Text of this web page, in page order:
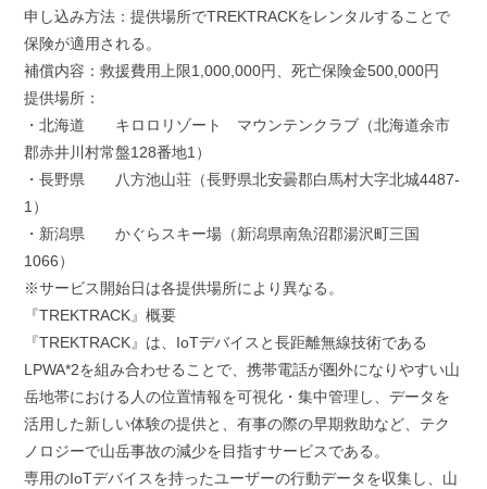
申し込み方法：提供場所でTREKTRACKをレンタルすることで
保険が適用される。
補償内容：救援費用上限1,000,000円、死亡保険金500,000円
提供場所：
・北海道 キロロリゾート マウンテンクラブ（北海道余市
郡赤井川村常盤128番地1）
・長野県 八方池山荘（長野県北安曇郡白馬村大字北城4487-
1）
・新潟県 かぐらスキー場（新潟県南魚沼郡湯沢町三国
1066）
※サービス開始日は各提供場所により異なる。
『TREKTRACK』概要
『TREKTRACK』は、IoTデバイスと長距離無線技術である
LPWA*2を組み合わせることで、携帯電話が圏外になりやすい山
岳地帯における人の位置情報を可視化・集中管理し、データを
活用した新しい体験の提供と、有事の際の早期救助など、テク
ノロジーで山岳事故の減少を目指すサービスである。
専用のIoTデバイスを持ったユーザーの行動データを収集し、山